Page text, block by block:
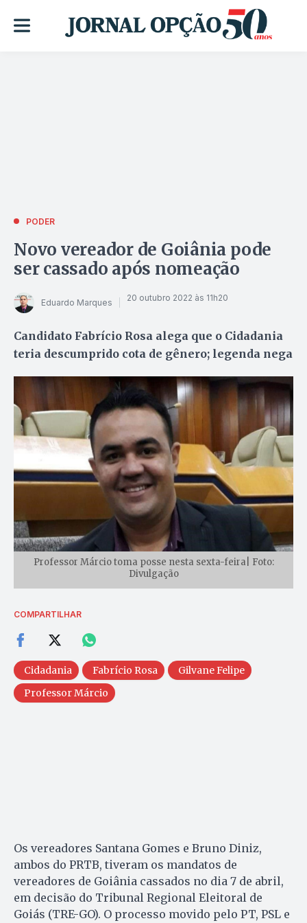
PODER
Novo vereador de Goiânia pode
ser cassado após nomeação
Eduardo Marques 20 outubro 2022 às 11h20
Candidato Fabrício Rosa alega que o Cidadania
teria descumprido cota de gênero; legenda nega
Professor Márcio toma posse nesta sexta-feira| Foto:
Divulgação
COMPARTILHAR
Cidadania Fabrício Rosa
Gilvane Felipe
Professor Márcio
Os vereadores Santana Gomes e Bruno Diniz,
ambos do PRTB, tiveram os mandatos de
vereadores de Goiânia cassados no dia 7 de abril,
em decisão do Tribunal Regional Eleitoral de
Goiás (TRE-GO). O processo movido pelo PT, PSL e